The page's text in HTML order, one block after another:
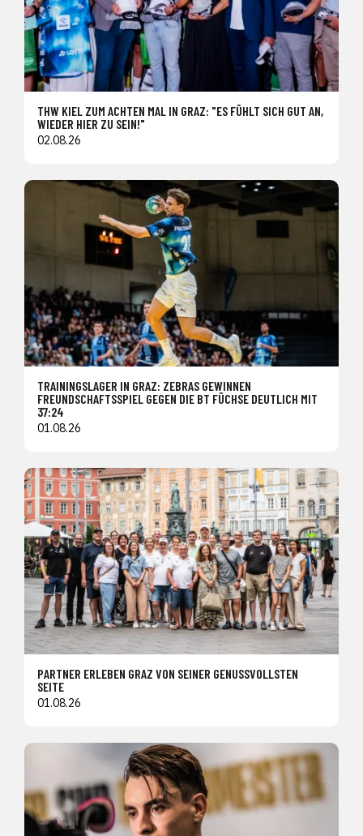
THW KIEL ZUM ACHTEN MAL IN GRAZ: "ES FÜHLT SICH GUT AN,
WIEDER HIER ZU SEIN!"
02.08.26
TRAININGSLAGER IN GRAZ: ZEBRAS GEWINNEN
FREUNDSCHAFTSSPIEL GEGEN DIE BT FÜCHSE DEUTLICH MIT
37:24
01.08.26
PARTNER ERLEBEN GRAZ VON SEINER GENUSSVOLLSTEN
SEITE
01.08.26